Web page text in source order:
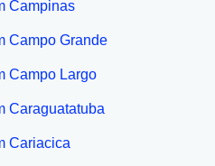
Campinas
Campo Grande
Campo Largo
Caraguatatuba
Cariacica